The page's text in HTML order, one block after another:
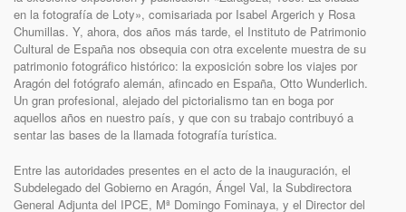
en la fotografía de Loty», comisariada por Isabel Argerich y Rosa
Chumillas. Y, ahora, dos años más tarde, el Instituto de Patrimonio
Cultural de España nos obsequia con otra excelente muestra de su
patrimonio fotográfico histórico: la exposición sobre los viajes por
Aragón del fotógrafo alemán, afincado en España, Otto Wunderlich.
Un gran profesional, alejado del pictorialismo tan en boga por
aquellos años en nuestro país, y que con su trabajo contribuyó a
sentar las bases de la llamada fotografía turística.
Entre las autoridades presentes en el acto de la inauguración, el
Subdelegado del Gobierno en Aragón, Ángel Val, la Subdirectora
General Adjunta del IPCE, Mª Domingo Fominaya, y el Director del